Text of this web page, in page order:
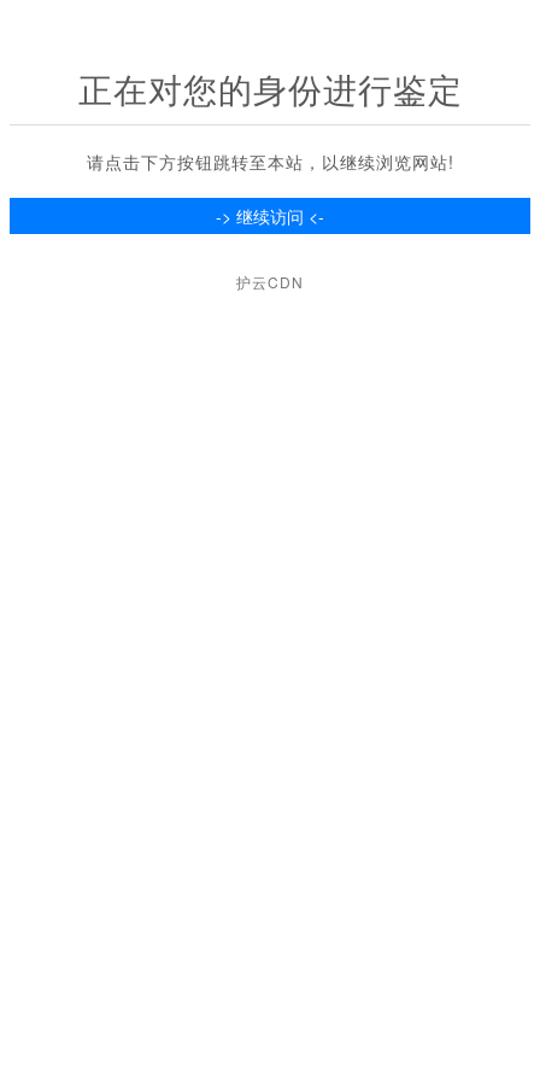
正在对您的身份进行鉴定
请点击下方按钮跳转至本站，以继续浏览网站!
护云CDN